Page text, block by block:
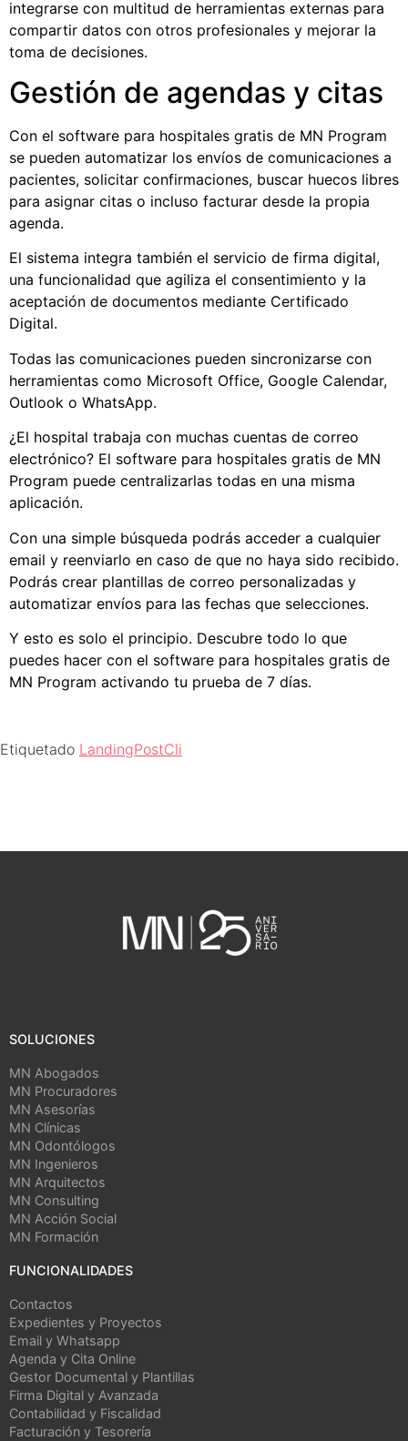
integrarse con multitud de herramientas externas para
compartir datos con otros profesionales y mejorar la
toma de decisiones.
Gestión de agendas y citas
Con el software para hospitales gratis de MN Program
se pueden automatizar los envíos de comunicaciones a
pacientes, solicitar confirmaciones, buscar huecos libres
para asignar citas o incluso facturar desde la propia
agenda.
El sistema integra también el servicio de firma digital,
una funcionalidad que agiliza el consentimiento y la
aceptación de documentos mediante Certificado
Digital.
Todas las comunicaciones pueden sincronizarse con
herramientas como Microsoft Office, Google Calendar,
Outlook o WhatsApp.
¿El hospital trabaja con muchas cuentas de correo
electrónico? El software para hospitales gratis de MN
Program puede centralizarlas todas en una misma
aplicación.
Con una simple búsqueda podrás acceder a cualquier
email y reenviarlo en caso de que no haya sido recibido.
Podrás crear plantillas de correo personalizadas y
automatizar envíos para las fechas que selecciones.
Y esto es solo el principio. Descubre todo lo que
puedes hacer con el software para hospitales gratis de
MN Program activando tu prueba de 7 días.
Etiquetado LandingPostCli
SOLUCIONES
MN Abogados
MN Procuradores
MN Asesorías
MN Clínicas
MN Odontólogos
MN Ingenieros
MN Arquitectos
MN Consulting
MN Acción Social
MN Formación
FUNCIONALIDADES
Contactos
Expedientes y Proyectos
Email y Whatsapp
Agenda y Cita Online
Gestor Documental y Plantillas
Firma Digital y Avanzada
Contabilidad y Fiscalidad
Facturación y Tesorería